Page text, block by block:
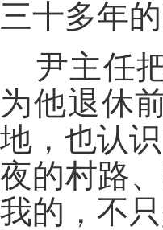
三十多年
尹主任
为他退休
地，也认
夜的村路
我的，不